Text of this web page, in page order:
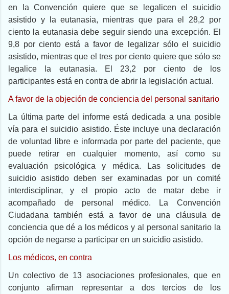
en la Convención quiere que se legalicen el suicidio
asistido y la eutanasia, mientras que para el 28,2 por
ciento la eutanasia debe seguir siendo una excepción. El
9,8 por ciento está a favor de legalizar sólo el suicidio
asistido, mientras que el tres por ciento quiere que sólo se
legalice la eutanasia. El 23,2 por ciento de los
participantes está en contra de abrir la legislación actual.
A favor de la objeción de conciencia del personal sanitario
La última parte del informe está dedicada a una posible
vía para el suicidio asistido. Éste incluye una declaración
de voluntad libre e informada por parte del paciente, que
puede retirar en cualquier momento, así como su
evaluación psicológica y médica. Las solicitudes de
suicidio asistido deben ser examinadas por un comité
interdisciplinar, y el propio acto de matar debe ir
acompañado de personal médico. La Convención
Ciudadana también está a favor de una cláusula de
conciencia que dé a los médicos y al personal sanitario la
opción de negarse a participar en un suicidio asistido.
Los médicos, en contra
Un colectivo de 13 asociaciones profesionales, que en
conjunto afirman representar a dos tercios de los